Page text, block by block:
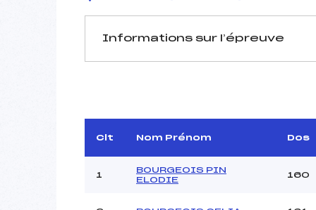
Informations sur l’épreuve
D.T Adjoint :
Dir. Epreuve :
Clt Nom Prénom Dos
1
BOURGEOIS PIN
ELODIE
160